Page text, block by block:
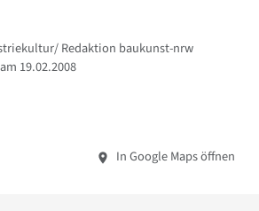
Redaktion baukunst-nrw
19.02.2008
In Google Maps öffnen